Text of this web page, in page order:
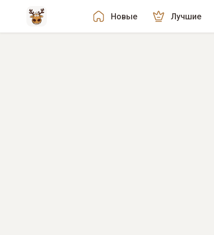
Новые Лучшие